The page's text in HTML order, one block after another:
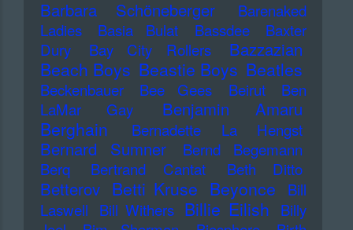
Barbara Schöneberger
Barenaked
Ladies
Basia Bulat Bassdee
Baxter
Dury
Bay City Rollers Bazzazian
Beach Boys Beastie Boys Beatles
Beckenbauer Bee Gees Beirut
Ben
LaMar Gay
Benjamin Amaru
Berghain Bernadette La Hengst
Bernard Sumner
Bernd Begemann
Berq
Bertrand Cantat Beth Ditto
Betterov Betti Kruse Beyonce
Bill
Laswell
Bill Withers Billie Eilish
Billy